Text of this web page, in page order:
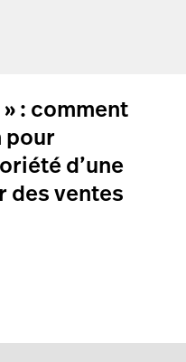
: comment
pour
d’une
des ventes